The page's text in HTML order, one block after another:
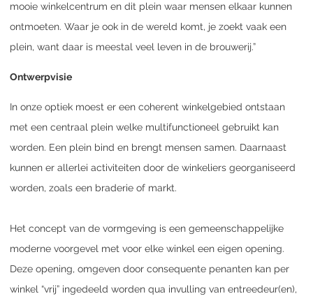
mooie winkelcentrum en dit plein waar mensen elkaar kunnen
ontmoeten. Waar je ook in de wereld komt, je zoekt vaak een
plein, want daar is meestal veel leven in de brouwerij.”
Ontwerpvisie
In onze optiek moest er een coherent winkelgebied ontstaan
met een centraal plein welke multifunctioneel gebruikt kan
worden. Een plein bind en brengt mensen samen. Daarnaast
kunnen er allerlei activiteiten door de winkeliers georganiseerd
worden, zoals een braderie of markt.
Het concept van de vormgeving is een gemeenschappelijke
moderne voorgevel met voor elke winkel een eigen opening.
Deze opening, omgeven door consequente penanten kan per
winkel “vrij” ingedeeld worden qua invulling van entreedeur(en),